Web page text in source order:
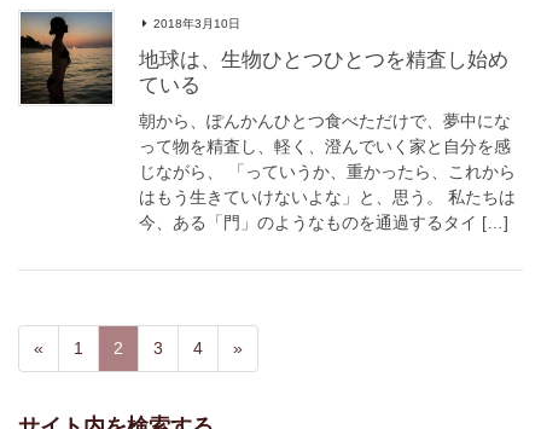
2018年3月10日
地球は、生物ひとつひとつを精査し始め
ている
朝から、ぽんかんひとつ食べただけで、夢中にな
って物を精査し、軽く、澄んでいく家と自分を感
じながら、 「っていうか、重かったら、これから
はもう生きていけないよな」と、思う。 私たちは
今、ある「門」のようなものを通過するタイ […]
« 1 2 3 4 »